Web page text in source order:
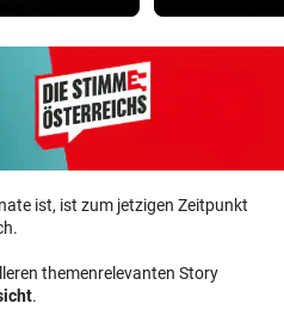
ist, ist zum jetzigen Zeitpunkt
themenrelevanten Story
.